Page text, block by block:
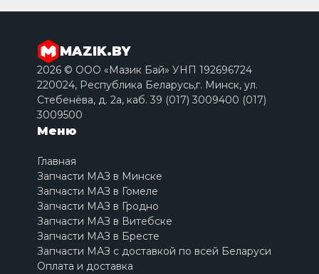
MAZIK.BY
2026 © ООО «Мазик Бай» УНП 192696724
220024, Республика Беларусь,г. Минск, ул.
Стебенёва, д. 2a, каб. 39 (017) 3009400 (017)
3009500
Меню
Главная
Запчасти МАЗ в Минске
Запчасти МАЗ в Гомеле
Запчасти МАЗ в Гродно
Запчасти МАЗ в Витебске
Запчасти МАЗ в Бресте
Запчасти МАЗ с доставкой по всей Беларуси
Оплата и доставка